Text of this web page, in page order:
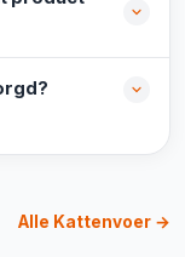
Alle Kattenvoer →